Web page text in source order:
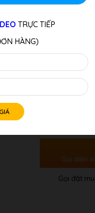
Miki là thương hiệu con
địa Nhật. Nguyên bản
chất lượng âm thanh và
LƯU Ý:
Quý Khách Liên Hệ: Hotline/
Tư vấn
Gọi điện
Gọi đặt
TRỰC TIẾP
HÀNG)